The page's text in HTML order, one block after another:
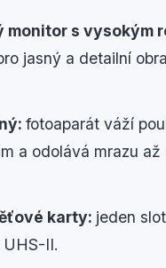
monitor s vysokým
jasný a detailní
fotoaparát váží
a odolává mrazu až
karty: jeden
II.